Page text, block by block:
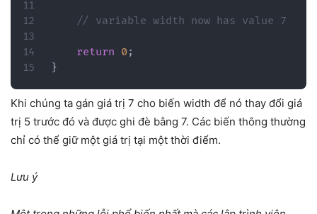
// variable width now has value 7
return 0 ;
}
Khi chúng ta gán giá trị 7 cho biến width để nó thay đổi giá
trị 5 trước đó và được ghi đè bằng 7. Các biến thông thường
chỉ có thể giữ một giá trị tại một thời điểm.
Lưu ý